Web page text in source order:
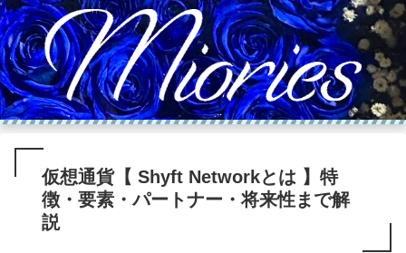
仮想通貨【 Shyft Networkとは 】特
徴・要素・パートナー・将来性まで解
説